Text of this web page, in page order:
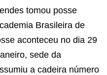
tomou posse
Brasileira de
aconteceu no dia 29
sede da
a cadeira número